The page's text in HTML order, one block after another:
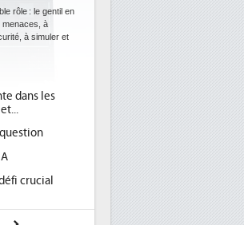
Des datacenters plus durables et plus efficaces,
ce que recherchent les pouvoirs publics européens
1
2
Phocea DC dans les cordes pour la